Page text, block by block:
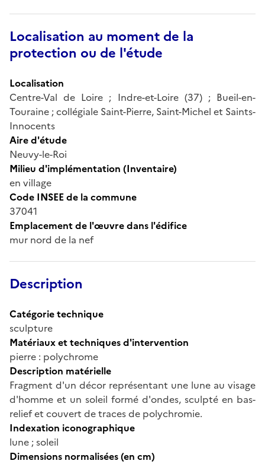
Localisation au moment de la
protection ou de l'étude
Localisation
Centre-Val de Loire ; Indre-et-Loire (37) ; Bueil-en-
Touraine ; collégiale Saint-Pierre, Saint-Michel et Saints-
Innocents
Aire d'étude
Neuvy-le-Roi
Milieu d'implémentation (Inventaire)
en village
Code INSEE de la commune
37041
Emplacement de l'œuvre dans l'édifice
mur nord de la nef
Description
Catégorie technique
sculpture
Matériaux et techniques d'intervention
pierre : polychrome
Description matérielle
Fragment d'un décor représentant une lune au visage
d'homme et un soleil formé d'ondes, sculpté en bas-
relief et couvert de traces de polychromie.
Indexation iconographique
lune ; soleil
Dimensions normalisées (en cm)